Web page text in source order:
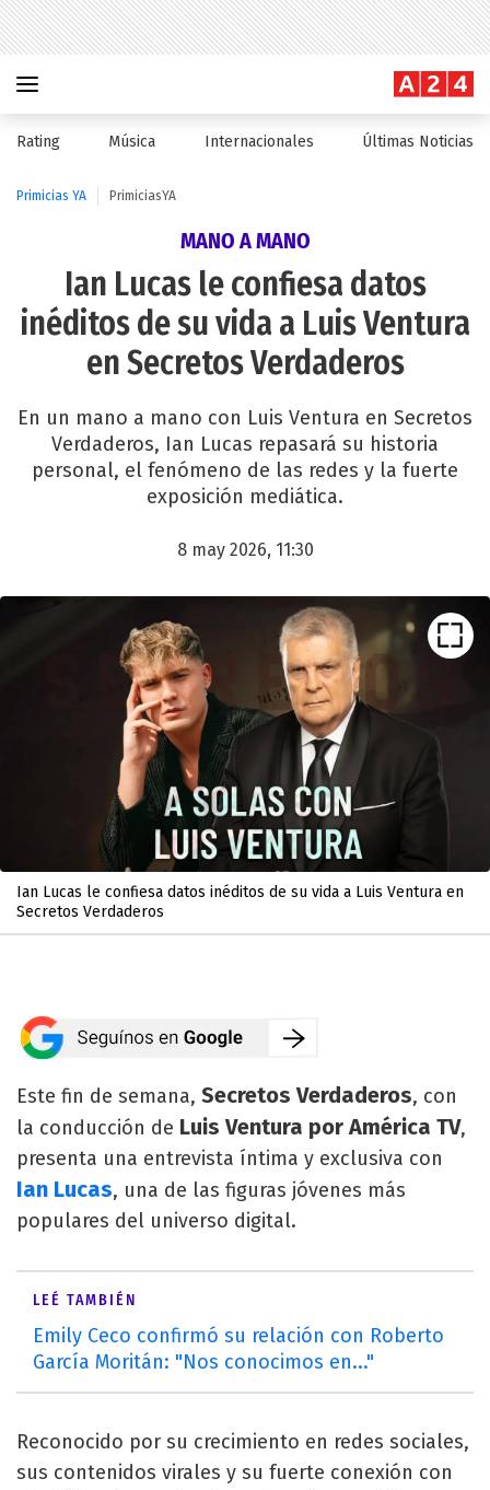
Rating Música Internacionales Últimas Noticias
Primicias YA PrimiciasYA
MANO A MANO
Ian Lucas le confiesa datos
inéditos de su vida a Luis Ventura
en Secretos Verdaderos
En un mano a mano con Luis Ventura en Secretos
Verdaderos, Ian Lucas repasará su historia
personal, el fenómeno de las redes y la fuerte
exposición mediática.
8 may 2026, 11:30
Ian Lucas le confiesa datos inéditos de su vida a Luis Ventura en
Secretos Verdaderos
Este fin de semana, Secretos Verdaderos, con
la conducción de Luis Ventura por América TV,
presenta una entrevista íntima y exclusiva con
Ian Lucas, una de las figuras jóvenes más
populares del universo digital.
LEÉ TAMBIÉN
Emily Ceco confirmó su relación con Roberto
García Moritán: "Nos conocimos en..."
Reconocido por su crecimiento en redes sociales,
sus contenidos virales y su fuerte conexión con